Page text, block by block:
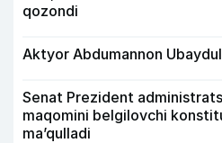
qozondi
Aktyor Abdu­mannon
Senat Prezident
maqomini belgilovchi
ma’qulladi